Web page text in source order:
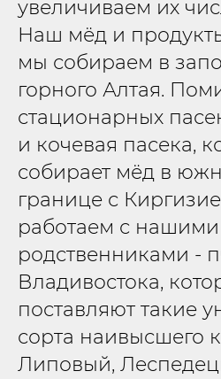
увеличиваем их
Наш мёд и
мы собираем в
горного Алтая.
стационарных
и кочевая пасека,
собирает мёд в
границе с
работаем с нашими
родственниками -
Владивостока,
поставляют такие
сорта наивысшего
Липовый,